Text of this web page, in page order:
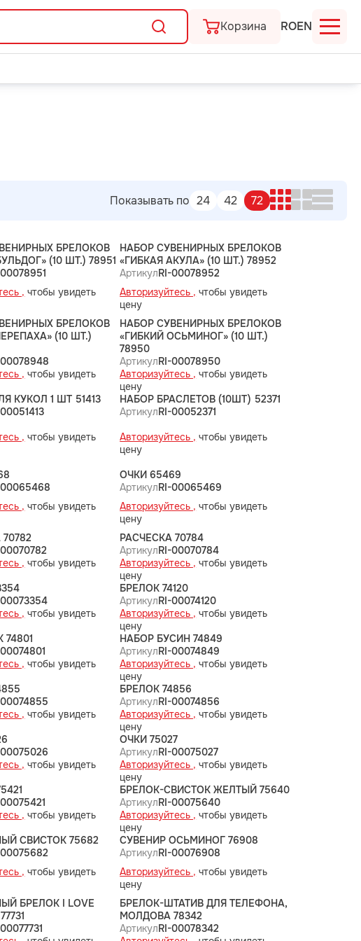
Корзина ROEN
Показывать по 24 42 72
БРЕЛОКОВ
(10 ШТ.) 78951
, чтобы увидеть
НАБОР СУВЕНИРНЫХ БРЕЛОКОВ
«ГИБКАЯ АКУЛА» (10 ШТ.) 78952
АртикулRI-00078952
Авторизуйтесь , чтобы увидеть
цену
БРЕЛОКОВ
(10 ШТ.)
, чтобы увидеть
НАБОР СУВЕНИРНЫХ БРЕЛОКОВ
«ГИБКИЙ ОСЬМИНОГ» (10 ШТ.)
78950
АртикулRI-00078950
Авторизуйтесь , чтобы увидеть
цену
КУКОЛ 1 ШТ 51413
, чтобы увидеть
НАБОР БРАСЛЕТОВ (10ШТ) 52371
АртикулRI-00052371
Авторизуйтесь , чтобы увидеть
цену
, чтобы увидеть
ОЧКИ 65469
АртикулRI-00065469
Авторизуйтесь , чтобы увидеть
цену
, чтобы увидеть
РАСЧЕСКА 70784
АртикулRI-00070784
Авторизуйтесь , чтобы увидеть
цену
, чтобы увидеть
БРЕЛОК 74120
АртикулRI-00074120
Авторизуйтесь , чтобы увидеть
цену
74801
, чтобы увидеть
НАБОР БУСИН 74849
АртикулRI-00074849
Авторизуйтесь , чтобы увидеть
цену
, чтобы увидеть
БРЕЛОК 74856
АртикулRI-00074856
Авторизуйтесь , чтобы увидеть
цену
, чтобы увидеть
ОЧКИ 75027
АртикулRI-00075027
Авторизуйтесь , чтобы увидеть
цену
, чтобы увидеть
БРЕЛОК-СВИСТОК ЖЕЛТЫЙ 75640
АртикулRI-00075640
Авторизуйтесь , чтобы увидеть
цену
СВИСТОК 75682
, чтобы увидеть
СУВЕНИР ОСЬМИНОГ 76908
АртикулRI-00076908
Авторизуйтесь , чтобы увидеть
цену
БРЕЛОК I LOVE
БРЕЛОК-ШТАТИВ ДЛЯ ТЕЛЕФОНА,
МОЛДОВА 78342
АртикулRI-00078342